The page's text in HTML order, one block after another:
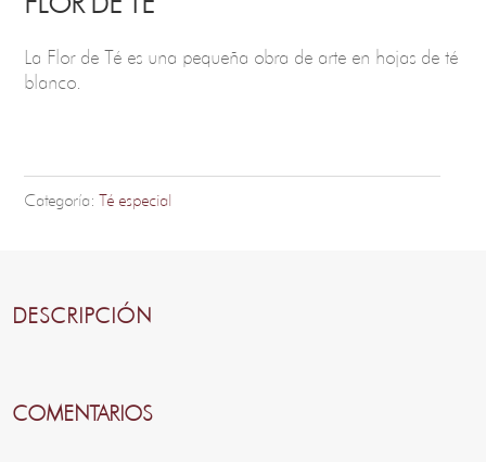
La Flor de Té es una pequeña obra de arte en hojas de té
blanco.
Categoría: Té especial
DESCRIPCIÓN
COMENTARIOS